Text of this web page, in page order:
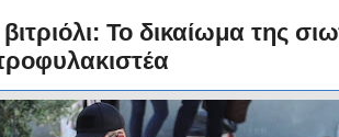
Το δικαίωμα της